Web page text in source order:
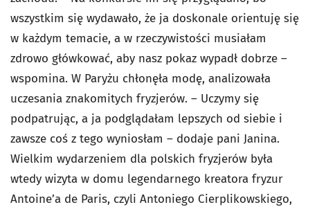
wszystkim się wydawało, że ja doskonale orientuję się
w każdym temacie, a w rzeczywistości musiałam
zdrowo główkować, aby nasz pokaz wypadł dobrze –
wspomina. W Paryżu chłonęła modę, analizowała
uczesania znakomitych fryzjerów. – Uczymy się
podpatrując, a ja podglądałam lepszych od siebie i
zawsze coś z tego wyniosłam – dodaje pani Janina.
Wielkim wydarzeniem dla polskich fryzjerów była
wtedy wizyta w domu legendarnego kreatora fryzur
Antoine’a de Paris, czyli Antoniego Cierplikowskiego,